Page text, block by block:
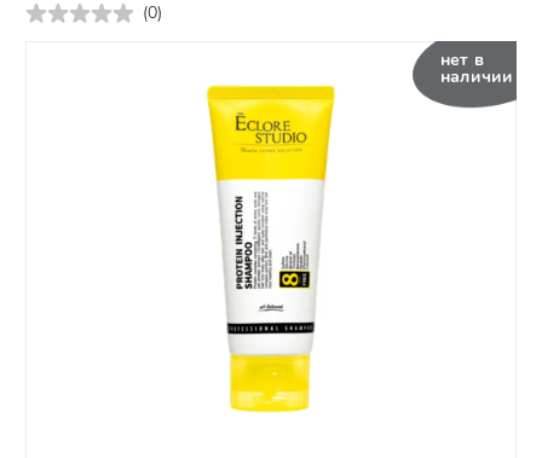
(0)
нет в
наличии